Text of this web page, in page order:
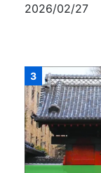
2026/02/27